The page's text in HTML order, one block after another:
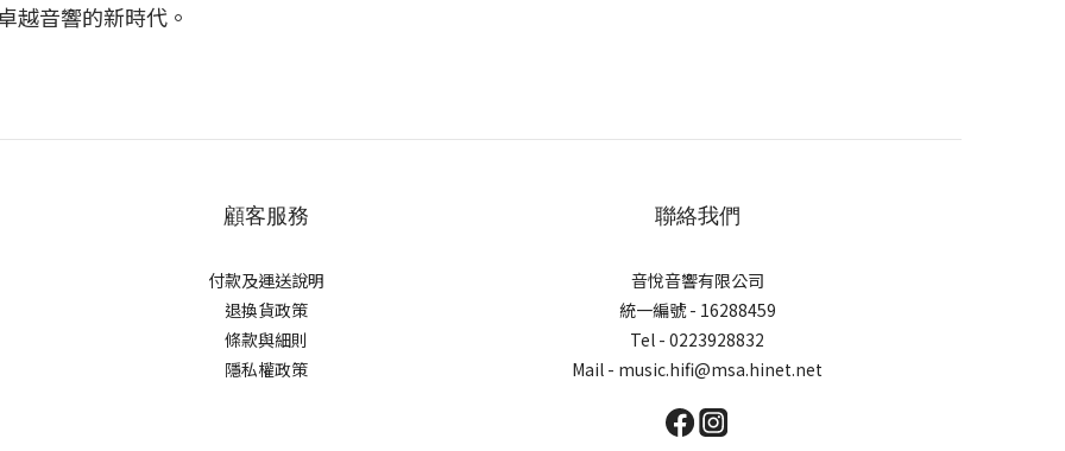
越音響的新時代。
顧客服務
付款及運送說明
退換貨政策
條款與細則
隱私權政策
聯絡我們
音悅音響有限公司
統一編號 - 16288459
Tel - 0223928832
Mail - music.hifi@msa.hinet.net